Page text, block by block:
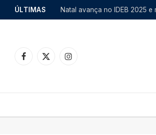
ÚLTIMAS
Facebook
X
Instagram